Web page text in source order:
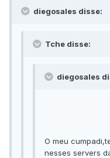
diegosales disse:
Tche disse:
diegosales
O meu
nesses servers